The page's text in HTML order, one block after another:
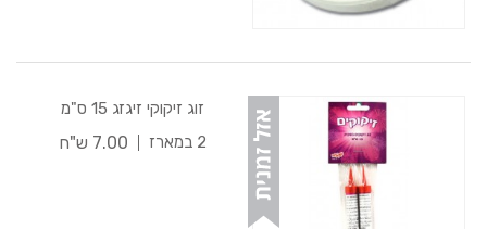
זוג זיקוקי זיגזג 15 ס"מ
2 במארז
7.00 ש"ח